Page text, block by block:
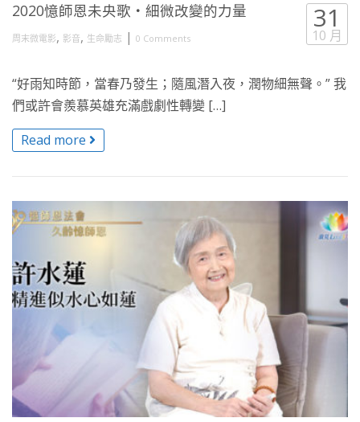
2020憶師恩未央歌・細微改變的力量
周末微電影, 影音, 生命勵志 | 0 Comments
31
10 月
“好雨知時節，當春乃發生；隨風潛入夜，潤物細無聲。” 我
們或許會羨慕英雄充滿戲劇性轉變 […]
Read more